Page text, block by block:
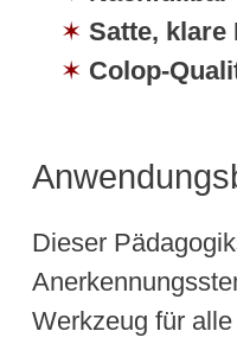
Satte, klare
Colop-
Dieser
Werkzeug für